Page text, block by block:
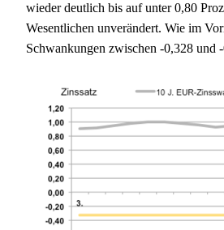
wieder deutlich bis auf unter 0,80
Wesentlichen unverändert. Wie im
Schwankungen zwischen -0,328 und